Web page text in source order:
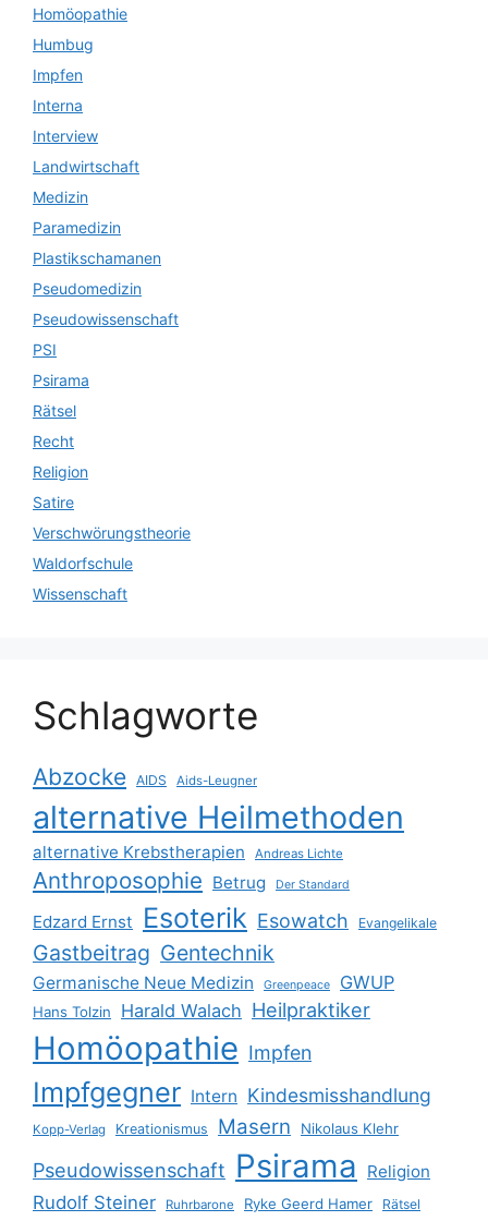
Homöopathie
Humbug
Impfen
Interna
Interview
Landwirtschaft
Medizin
Paramedizin
Plastikschamanen
Pseudomedizin
Pseudowissenschaft
PSI
Psirama
Rätsel
Recht
Religion
Satire
Verschwörungstheorie
Waldorfschule
Wissenschaft
Schlagworte
Abzocke AIDS Aids-Leugner
alternative Heilmethoden
alternative Krebstherapien Andreas Lichte
Anthroposophie Betrug Der Standard
Edzard Ernst Esoterik Esowatch Evangelikale
Gastbeitrag Gentechnik
Germanische Neue Medizin Greenpeace GWUP
Hans Tolzin Harald Walach Heilpraktiker
Homöopathie Impfen
Impfgegner Intern Kindesmisshandlung
Kopp-Verlag Kreationismus Masern Nikolaus Klehr
Pseudowissenschaft Psirama Religion
Rudolf Steiner Ruhrbarone Ryke Geerd Hamer Rätsel